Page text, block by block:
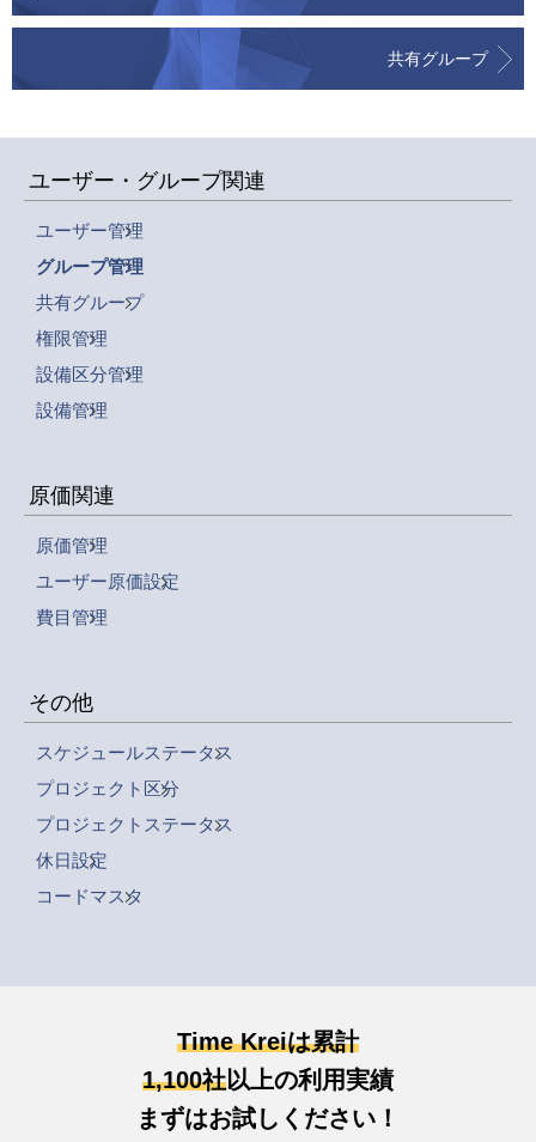
共有グループ
ユーザー・グループ関連
ユーザー管理
グループ管理
共有グループ
権限管理
設備区分管理
設備管理
原価関連
原価管理
ユーザー原価設定
費目管理
その他
スケジュールステータス
プロジェクト区分
プロジェクトステータス
休日設定
コードマスタ
Time Kreiは累計
1,100社以上の利用実績
まずはお試しください！